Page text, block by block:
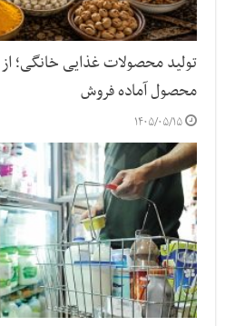
تولید محصولات غذایی خانگی؛ از
محصول آماده فروش
۱۴۰۵/۰۵/۱۵